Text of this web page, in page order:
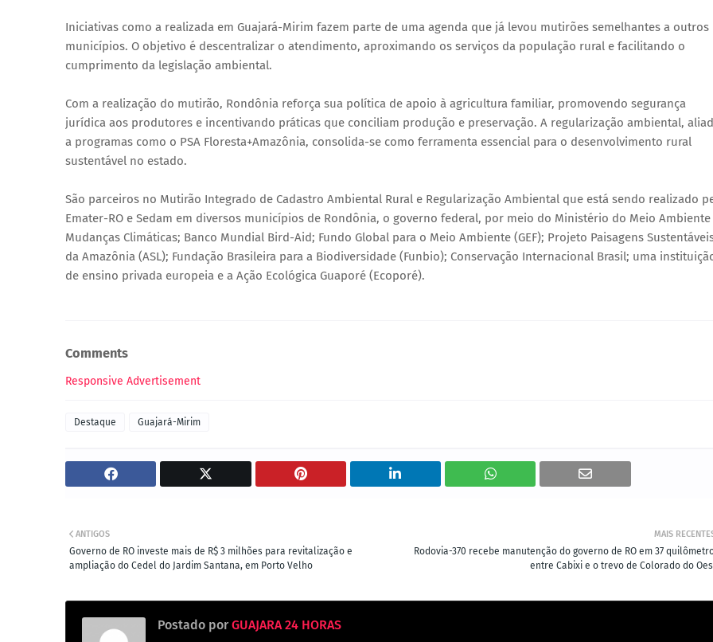
Iniciativas como a realizada em Guajará-Mirim fazem parte de uma agenda que já levou mutirões semelhantes a outros
municípios. O objetivo é descentralizar o atendimento, aproximando os serviços da população rural e facilitando o
cumprimento da legislação ambiental.
Com a realização do mutirão, Rondônia reforça sua política de apoio à agricultura familiar, promovendo segurança
jurídica aos produtores e incentivando práticas que conciliam produção e preservação. A regularização ambiental,
a programas como o PSA Floresta+Amazônia, consolida-se como ferramenta essencial para o desenvolvimento rural
sustentável no estado.
São parceiros no Mutirão Integrado de Cadastro Ambiental Rural e Regularização Ambiental que está sendo realizado
Emater-RO e Sedam em diversos municípios de Rondônia, o governo federal, por meio do Ministério do Meio Ambiente
Mudanças Climáticas; Banco Mundial Bird-Aid; Fundo Global para o Meio Ambiente (GEF); Projeto Paisagens
da Amazônia (ASL); Fundação Brasileira para a Biodiversidade (Funbio); Conservação Internacional Brasil; uma
de ensino privada europeia e a Ação Ecológica Guaporé (Ecoporé).
Comments
Responsive Advertisement
Destaque Guajará-Mirim
MAIS
Rodovia-370 recebe manutenção do governo de RO em 37
entre Cabixi e o trevo de Colorado do
ANTIGOS
Governo de RO investe mais de R$ 3 milhões para revitalização e
ampliação do Cedel do Jardim Santana, em Porto Velho
Postado por GUAJARA 24 HORAS